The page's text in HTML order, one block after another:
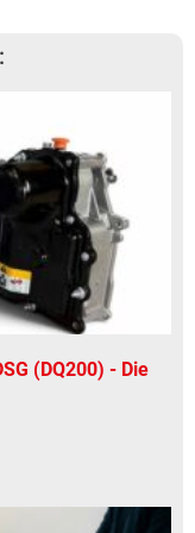
(DQ200) - Die